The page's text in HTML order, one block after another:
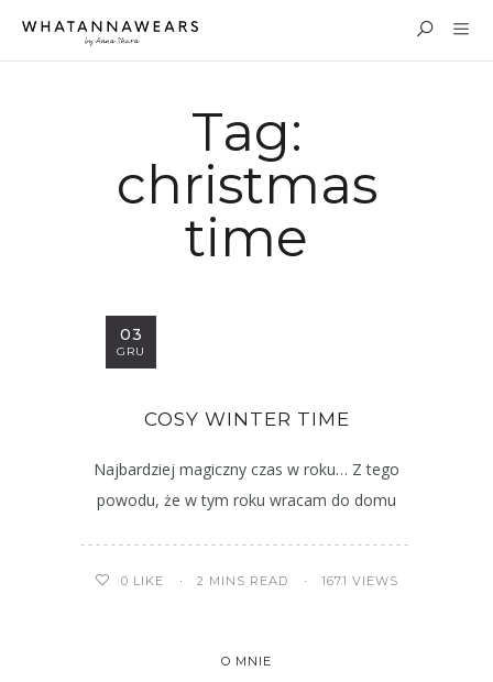
Tag:
christmas
time
03
GRU
COSY WINTER TIME
Najbardziej magiczny czas w roku… Z tego
powodu, że w tym roku wracam do domu
0 LIKE 2 MINS READ 1671 VIEWS
O MNIE